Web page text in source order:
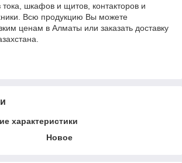
шкафов и щитов, контакторов и
Всю продукцию Вы можете
ценам в Алматы или заказать доставку
характеристики
Новое